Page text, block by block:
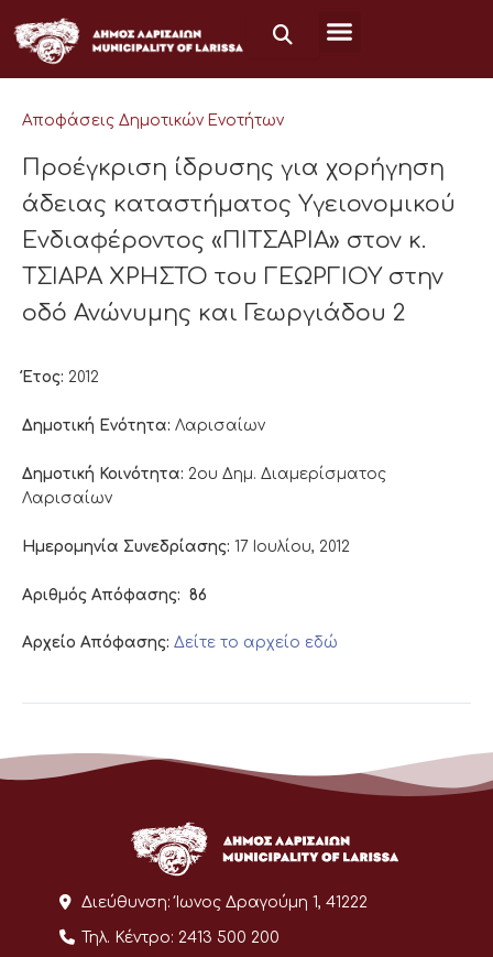
στο
περιεχόμενο
Αποφάσεις Δημοτικών Ενοτήτων
Προέγκριση ίδρυσης για χορήγηση
άδειας καταστήματος Υγειονομικού
Ενδιαφέροντος «ΠΙΤΣΑΡΙΑ» στον κ.
ΤΣΙΑΡΑ ΧΡΗΣΤΟ του ΓΕΩΡΓΙΟΥ στην
οδό Ανώνυμης και Γεωργιάδου 2
Έτος: 2012
Δημοτική Ενότητα: Λαρισαίων
Δημοτική Κοινότητα: 2ου Δημ. Διαμερίσματος
Λαρισαίων
Ημερομηνία Συνεδρίασης: 17 Ιουλίου, 2012
Αριθμός Απόφασης: 86
Αρχείο Απόφασης: Δείτε το αρχείο εδώ
Διεύθυνση: Ίωνος Δραγούμη 1, 41222
Τηλ. Κέντρο: 2413 500 200